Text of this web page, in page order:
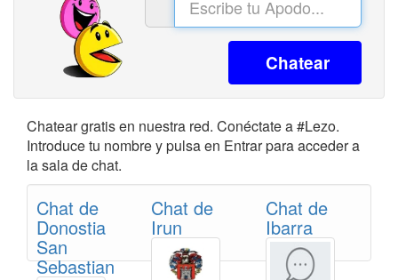
Chatear
Chatear gratis en nuestra red. Conéctate a #Lezo.
Introduce tu nombre y pulsa en Entrar para acceder a
la sala de chat.
Chat de
Donostia
San
Sebastian
Chat de
Irun
Chat de
Ibarra